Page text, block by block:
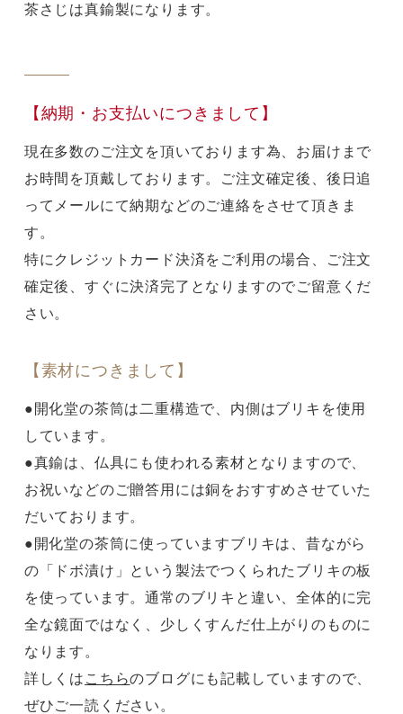
茶さじは真鍮製になります。
【納期・お支払いにつきまして】
現在多数のご注文を頂いております為、お届けまで
お時間を頂戴しております。ご注文確定後、後日追
ってメールにて納期などのご連絡をさせて頂きま
す。
特にクレジットカード決済をご利用の場合、ご注文
確定後、すぐに決済完了となりますのでご留意くだ
さい。
【素材につきまして】
●開化堂の茶筒は二重構造で、内側はブリキを使用
しています。
●真鍮は、仏具にも使われる素材となりますので、
お祝いなどのご贈答用には銅をおすすめさせていた
だいております。
●開化堂の茶筒に使っていますブリキは、昔ながら
の「ドボ漬け」という製法でつくられたブリキの板
を使っています。通常のブリキと違い、全体的に完
全な鏡面ではなく、少しくすんだ仕上がりのものに
なります。
詳しくは こちらのブログにも記載していますので、
ぜひご一読ください。